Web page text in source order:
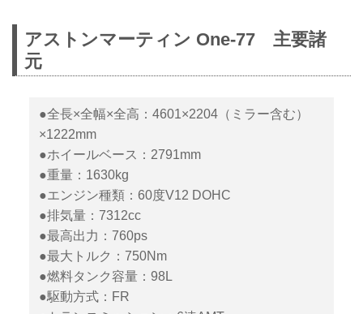
アストンマーティン One-77 主要諸
元
●全長×全幅×全高：4601×2204（ミラー含む）
×1222mm
●ホイールベース：2791mm
●重量：1630kg
●エンジン種類：60度V12 DOHC
●排気量：7312cc
●最高出力：760ps
●最大トルク：750Nm
●燃料タンク容量：98L
●駆動方式：FR